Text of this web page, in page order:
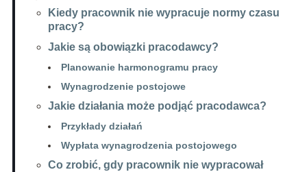
Kiedy pracownik nie wypracuje normy czasu
pracy?
Jakie są obowiązki pracodawcy?
Planowanie harmonogramu pracy
Wynagrodzenie postojowe
Jakie działania może podjąć pracodawca?
Przykłady działań
Wypłata wynagrodzenia postojowego
Co zrobić, gdy pracownik nie wypracował